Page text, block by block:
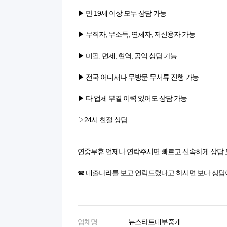
▶ 만 19세 이상 모두 상담 가능
▶ 무직자, 무소득, 연체자, 저신용자 가능
▶ 미필, 면제, 현역, 공익 상담 가능
▶ 전국 어디서나 무방문 무서류 진행 가능
▶ 타 업체 부결 이력 있어도 상담 가능
▷24시 친절 상담
연중무휴 언제나 연락주시면 빠르고 신속하게 상담
☎ 대출나라를 보고 연락드렸다고 하시면 보다 상담
업체명
뉴스타트대부중개